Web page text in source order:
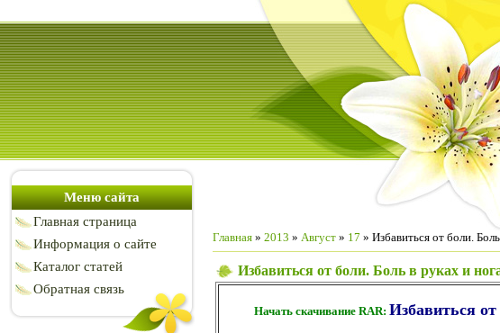
Меню сайта
Главная страница
Информация о сайте
Каталог статей
Обратная связь
Главная » 2013 » Август » 17 » Избавиться от боли.
Избавиться от боли. Боль в руках и
Начать скачивание RAR: Избавиться